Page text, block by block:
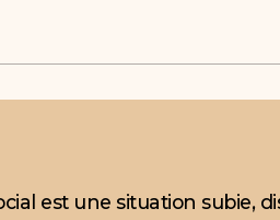
est une situation subie,